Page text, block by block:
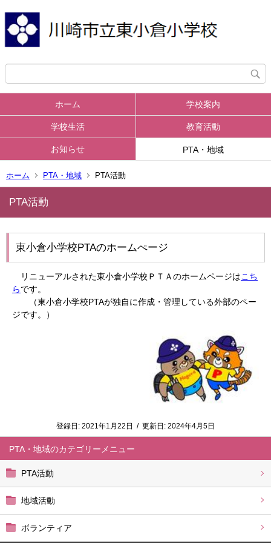
ホーム 学校案内
学校生活 教育活動
お知らせ PTA・地域
ホーム PTA・地域 PTA活動
PTA・地域
PTA活動
地域活動
ボランティア
PTA活動
東小倉小学校PTAのホームぺージ
リニューアルされた東小倉小学校ＰＴＡのホームページはこち
らです。
（東小倉小学校PTAが独自に作成・管理している外部のペー
ジです。）
登録日: 2021年1月22日 / 更新日: 2024年4月5日